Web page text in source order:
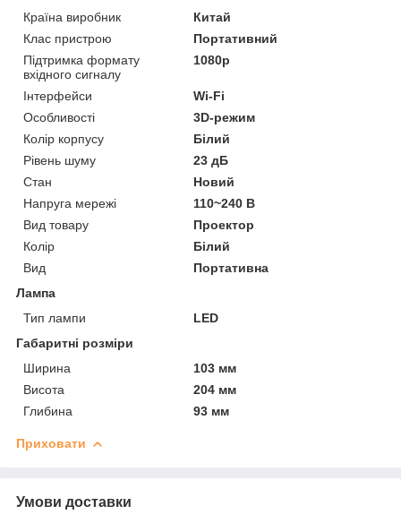
Країна виробник
Китай
Клас пристрою
Портативний
Підтримка формату
вхідного сигналу
1080p
Інтерфейси
Wi-Fi
Особливості
3D-режим
Колір корпусу
Білий
Рівень шуму
23 дБ
Стан
Новий
Напруга мережі
110~240 В
Вид товару
Проектор
Колір
Білий
Вид
Портативна
Лампа
Тип лампи
LED
Габаритні розміри
Ширина
103 мм
Висота
204 мм
Глибина
93 мм
Приховати
Умови доставки